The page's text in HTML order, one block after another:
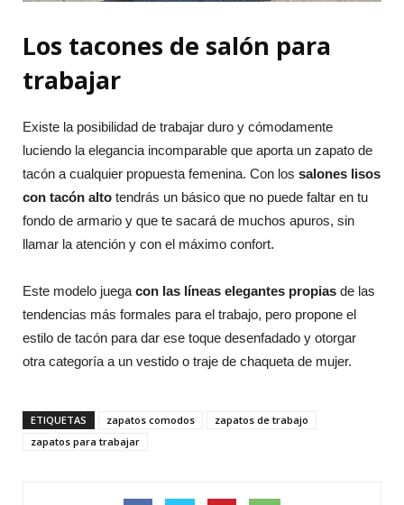
Los tacones de salón para
trabajar
Existe la posibilidad de trabajar duro y cómodamente
luciendo la elegancia incomparable que aporta un zapato de
tacón a cualquier propuesta femenina. Con los salones lisos
con tacón alto tendrás un básico que no puede faltar en tu
fondo de armario y que te sacará de muchos apuros, sin
llamar la atención y con el máximo confort.
Este modelo juega con las líneas elegantes propias de las
tendencias más formales para el trabajo, pero propone el
estilo de tacón para dar ese toque desenfadado y otorgar
otra categoría a un vestido o traje de chaqueta de mujer.
ETIQUETAS zapatos comodos
zapatos de trabajo
zapatos para trabajar